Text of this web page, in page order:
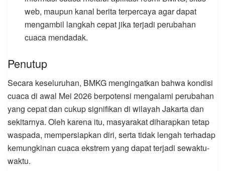
web, maupun kanal berita terpercaya agar dapat
mengambil langkah cepat jika terjadi perubahan
cuaca mendadak.
Penutup
Secara keseluruhan, BMKG mengingatkan bahwa kondisi
cuaca di awal Mei 2026 berpotensi mengalami perubahan
yang cepat dan cukup signifikan di wilayah Jakarta dan
sekitarnya. Oleh karena itu, masyarakat diharapkan tetap
waspada, mempersiapkan diri, serta tidak lengah terhadap
kemungkinan cuaca ekstrem yang dapat terjadi sewaktu-
waktu.